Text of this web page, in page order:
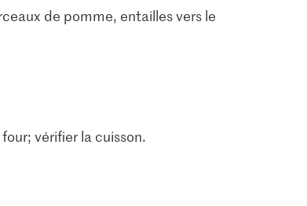
de pomme, entailles vers le
vérifier la cuisson.